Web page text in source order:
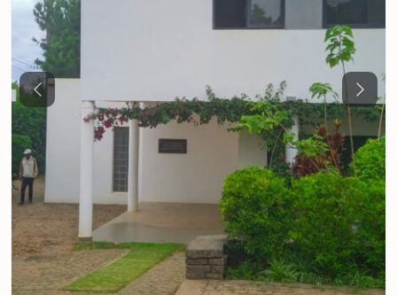
Previous Next